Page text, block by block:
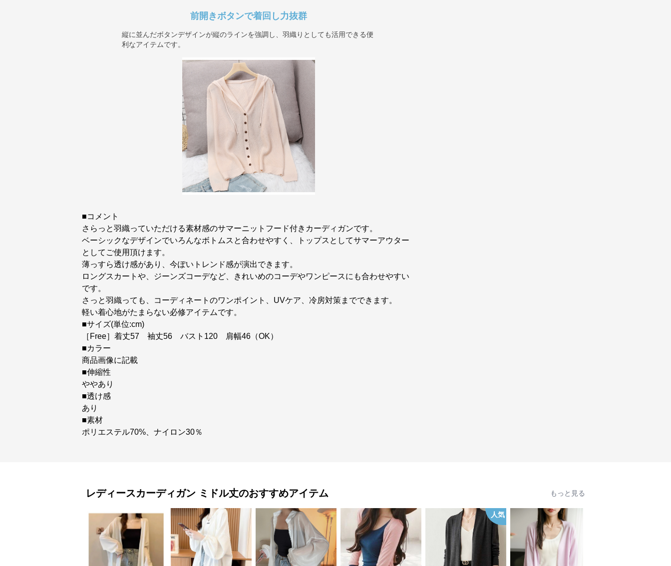
前開きボタンで着回し力抜群
縦に並んだボタンデザインが縦のラインを強調し、羽織りとしても活用できる便
利なアイテムです。
■コメント
さらっと羽織っていただける素材感のサマーニットフード付きカーディガンです。
ベーシックなデザインでいろんなボトムスと合わせやすく、トップスとしてサマーアウター
としてご使用頂けます。
薄っすら透け感があり、今ぽいトレンド感が演出できます。
ロングスカートや、ジーンズコーデなど、きれいめのコーデやワンピースにも合わせやすい
です。
さっと羽織っても、コーディネートのワンポイント、UVケア、冷房対策までできます。
軽い着心地がたまらない必修アイテムです。
■サイズ(単位:cm)
［Free］着丈57 袖丈56 バスト120 肩幅46（OK）
■カラー
商品画像に記載
■伸縮性
ややあり
■透け感
あり
■素材
ポリエステル70%、ナイロン30％
レディースカーディガン ミドル丈のおすすめアイテム もっと見る
人気